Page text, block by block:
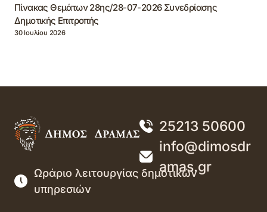
Πίνακας Θεμάτων 28ης/28-07-2026 Συνεδρίασης
Δημοτικής Επιτροπής
30 Ιουλίου 2026
25213 50600
info@dimosdr
amas.gr
Ωράριο λειτουργίας δημοτικών
υπηρεσιών